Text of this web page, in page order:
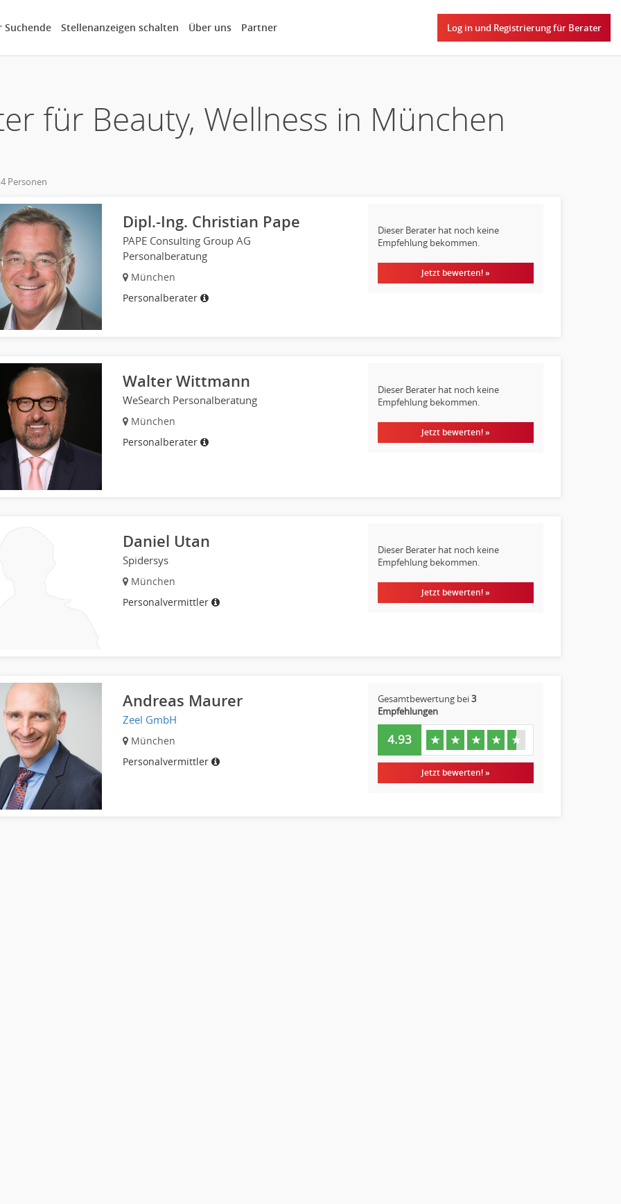
Suchende Stellenanzeigen schalten Über uns Partner Log in und Registrierung für Berater
für Beauty, Wellness in München
Personen
Dipl.-Ing. Christian Pape
PAPE Consulting Group AG
Personalberatung
München
Personalberater
Dieser Berater hat noch keine
Empfehlung bekommen.
Jetzt bewerten! »
Walter Wittmann
WeSearch Personalberatung
München
Personalberater
Dieser Berater hat noch keine
Empfehlung bekommen.
Jetzt bewerten! »
Daniel Utan
Spidersys
München
Personalvermittler
Dieser Berater hat noch keine
Empfehlung bekommen.
Jetzt bewerten! »
Andreas Maurer
Zeel GmbH
München
Personalvermittler
Gesamtbewertung bei3
Empfehlungen
4.93 ★ ★ ★ ★ ★
Jetzt bewerten! »